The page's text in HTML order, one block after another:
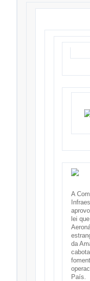
A
lei
da
País.